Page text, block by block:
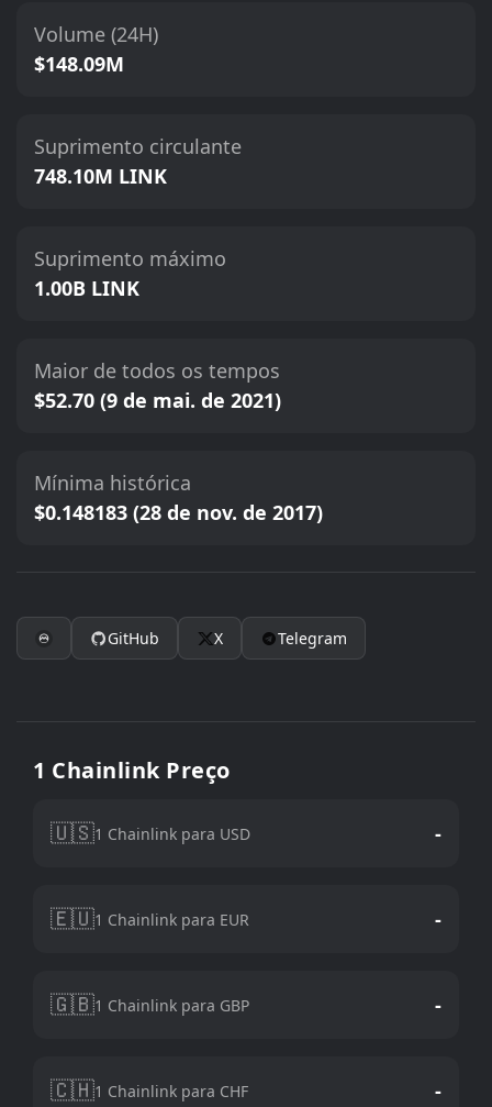
Volume (24H)
$148.09M
Suprimento circulante
748.10M LINK
Suprimento máximo
1.00B LINK
Maior de todos os tempos
$52.70 (9 de mai. de 2021)
Mínima histórica
$0.148183 (28 de nov. de 2017)
GitHub X Telegram
1 Chainlink Preço
🇺🇸1 Chainlink para USD -
🇪🇺1 Chainlink para EUR -
🇬🇧1 Chainlink para GBP -
🇨🇭1 Chainlink para CHF -